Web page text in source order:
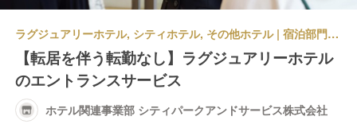
ラグジュアリーホテル, シティホテル, その他ホテル | 宿泊部門 | ドア・ベル・コンシェルジュ | ホテル関連事業部 シティパークアンドサービス株式会社
【転居を伴う転勤なし】ラグジュアリーホテル
のエントランスサービス
ホテル関連事業部 シティパークアンドサービス株式会社